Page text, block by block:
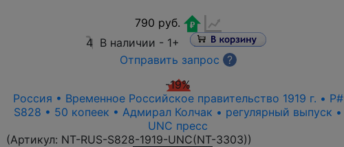
790 руб.
4 В наличии - 1+
Отправить запрос
?
-19%
Россия • Временное Российское правительство 1919 г. • P#
S828 • 50 копеек • Адмирал Колчак • регулярный выпуск •
UNC пресс
(Артикул: NT-RUS-S828-1919-UNC(NT-3303))